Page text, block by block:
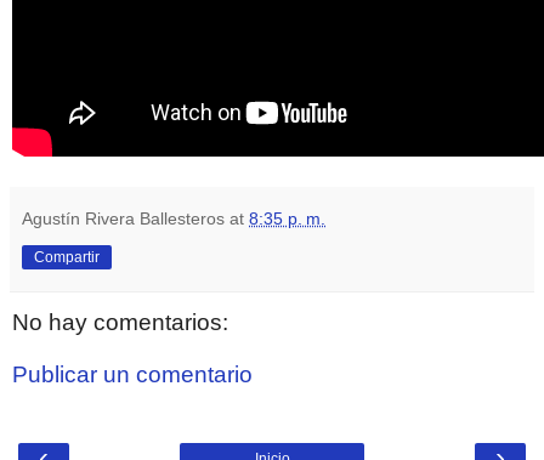
Agustín Rivera Ballesteros at 8:35 p. m.
Compartir
No hay comentarios:
Publicar un comentario